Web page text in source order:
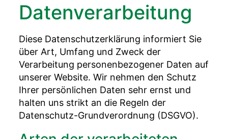
Datenverarbeitung
Diese Datenschutzerklärung informiert Sie
über Art, Umfang und Zweck der
Verarbeitung personenbezogener Daten auf
unserer Website. Wir nehmen den Schutz
Ihrer persönlichen Daten sehr ernst und
halten uns strikt an die Regeln der
Datenschutz-Grundverordnung (DSGVO).